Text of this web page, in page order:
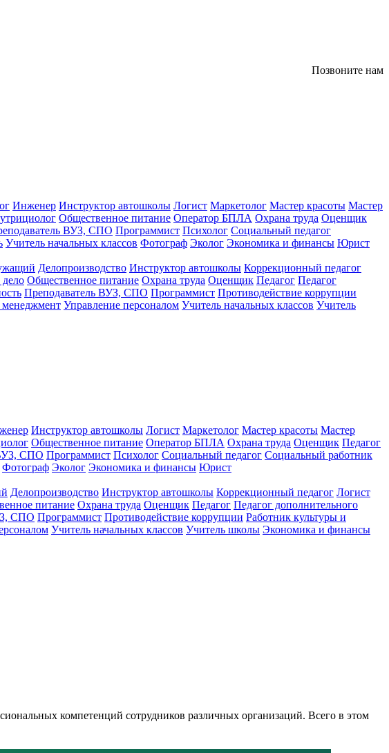
Позвоните нам
Инженер Инструктор автошколы Логист Маркетолог Мастер красоты Мастер
Общественное питание Оператор БПЛА Охрана труда Оценщик
ВУЗ, СПО Программист Психолог Социальный педагог
Учитель начальных классов Фотограф Эколог Экономика и финансы Юрист
Делопроизводство Инструктор автошколы Коррекционный педагог
Общественное питание Охрана труда Оценщик Педагог Педагог
Преподаватель ВУЗ, СПО Программист Противодействие коррупции
Управление персоналом Учитель начальных классов Учитель
Инструктор автошколы Логист Маркетолог Мастер красоты Мастер
Общественное питание Оператор БПЛА Охрана труда Оценщик Педагог
СПО Программист Психолог Социальный педагог Социальный работник
Фотограф Эколог Экономика и финансы Юрист
Делопроизводство Инструктор автошколы Коррекционный педагог Логист
питание Охрана труда Оценщик Педагог Педагог дополнительного
СПО Программист Противодействие коррупции Работник культуры и
Учитель начальных классов Учитель школы Экономика и финансы
компетенций сотрудников различных организаций. Всего в этом